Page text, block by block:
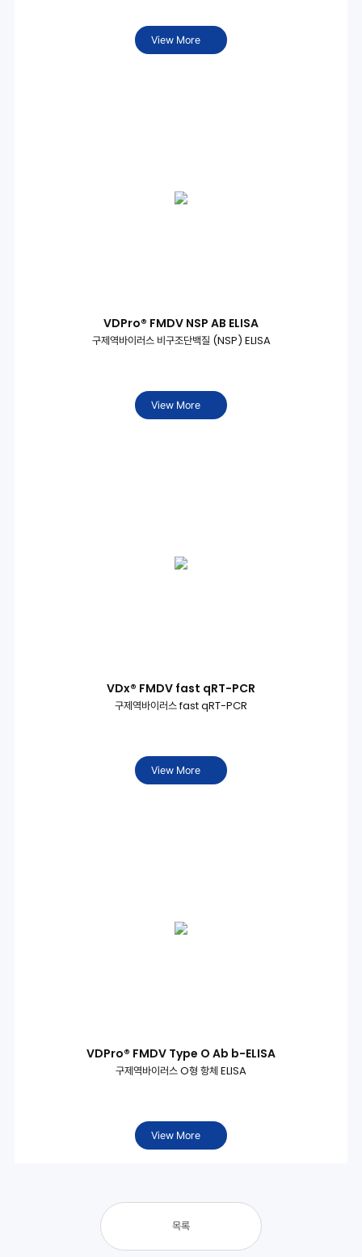
View More
VDPro® FMDV NSP AB ELISA
구제역바이러스 비구조단백질 (NSP) ELISA
View More
VDx® FMDV fast qRT-PCR
구제역바이러스 fast qRT-PCR
View More
VDPro® FMDV Type O Ab b-ELISA
구제역바이러스 O형 항체 ELISA
View More
목록